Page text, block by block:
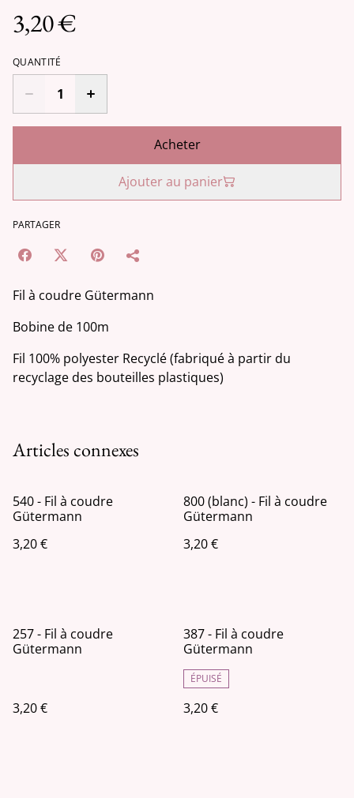
3,20 €
QUANTITÉ
Acheter
Ajouter au panier
PARTAGER
Fil à coudre Gütermann
Bobine de 100m
Fil 100% polyester Recyclé (fabriqué à partir du
recyclage des bouteilles plastiques)
Articles connexes
540 - Fil à coudre
Gütermann
3,20 €
800 (blanc) - Fil à coudre
Gütermann
3,20 €
257 - Fil à coudre
Gütermann
3,20 €
387 - Fil à coudre
Gütermann
ÉPUISÉ
3,20 €